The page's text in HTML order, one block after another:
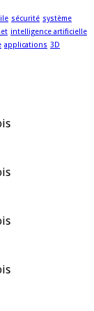
sécurité système
intelligence artificielle
applications 3D